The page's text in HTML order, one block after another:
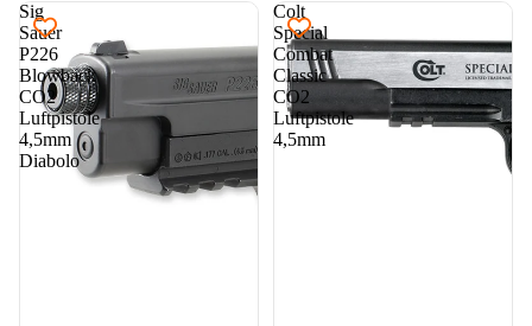
Sig
Sauer
P226
Blowback
CO2
Luftpistole
4,5mm
Diabolo
Colt
Special
Combat
Classic
CO2
Luftpistole
4,5mm